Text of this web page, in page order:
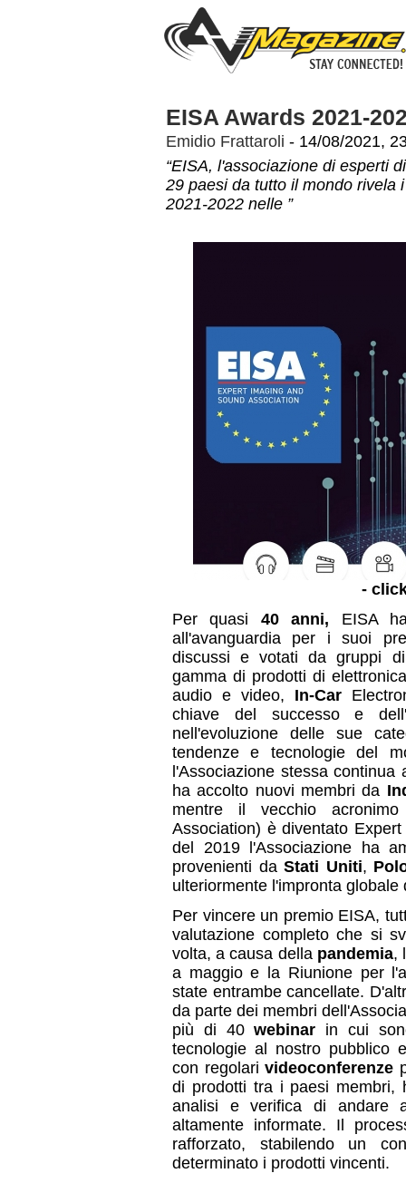
EISA Awards 2021-
Emidio Frattaroli - 14/08/2021,
“EISA, l'associazione di esperti
29 paesi da tutto il mondo rivela
2021-2022 nelle ”
-
Per quasi 40 anni, EISA
all'avanguardia per i suoi
discussi e votati da gruppi
gamma di prodotti di
audio e video, In-Car
chiave del successo e
nell'evoluzione delle sue
tendenze e tecnologie del
l'Associazione stessa
ha accolto nuovi membri da
mentre il vecchio
Association) è diventato
del 2019 l'Associazione ha
provenienti daStati Uniti,
ulteriormente l'impronta globale
Per vincere un premio EISA,
valutazione completo che si
volta, a causa della pandemia,
a maggio e la Riunione per
state entrambe cancellate.
da parte dei membri
più di 40webinar in cui
tecnologie al nostro pubblico
con regolarivideoconferenze
di prodotti tra i paesi membri,
analisi e verifica di andare
altamente informate. Il
rafforzato, stabilendo un
determinato i prodotti vincenti.